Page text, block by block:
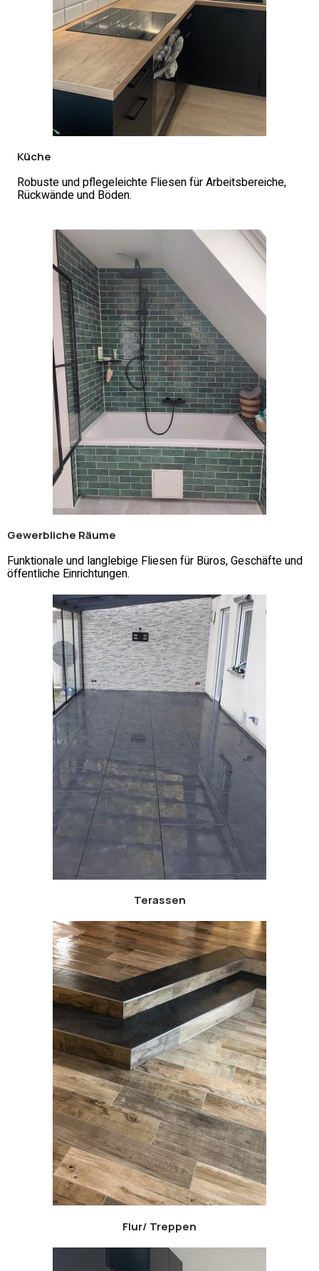
Küche
Robuste und pflegeleichte Fliesen für Arbeitsbereiche,
Rückwände und Böden.
Gewerbliche Räume
Funktionale und langlebige Fliesen für Büros, Geschäfte und
öffentliche Einrichtungen.
Terassen
Flur/ Treppen